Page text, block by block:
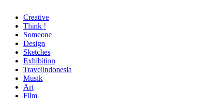
[] Motzter
Cerita Ide Kreatif
Creative
Think !
Someone
Design
Sketches
Exhibition
Travelindonesia
Musik
Art
Film